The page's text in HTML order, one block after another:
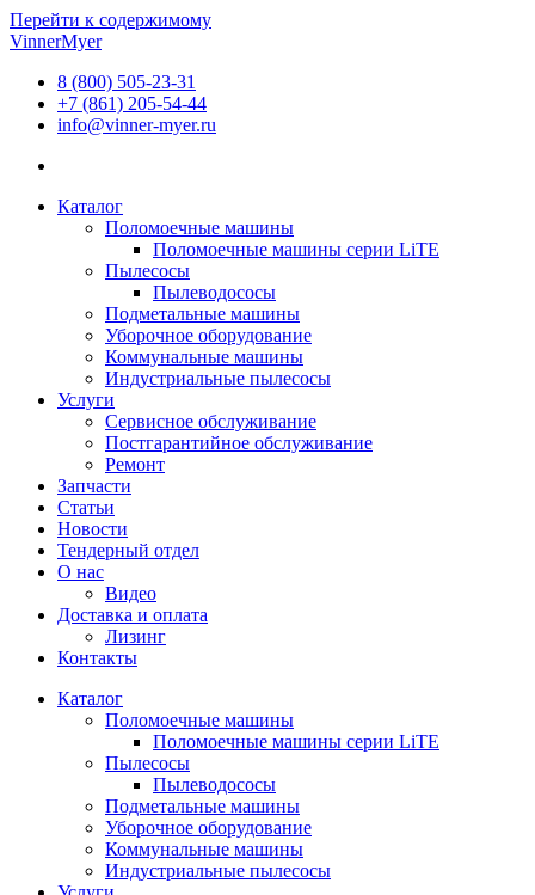
Перейти к содержимому
VinnerMyer
8 (800) 505-23-31
+7 (861) 205-54-44
info@vinner-myer.ru
Каталог
Поломоечные машины
Поломоечные машины серии LiTE
Пылесосы
Пылеводососы
Подметальные машины
Уборочное оборудование
Коммунальные машины
Индустриальные пылесосы
Услуги
Сервисное обслуживание
Постгарантийное обслуживание
Ремонт
Запчасти
Статьи
Новости
Тендерный отдел
О нас
Видео
Доставка и оплата
Лизинг
Контакты
Каталог
Поломоечные машины
Поломоечные машины серии LiTE
Пылесосы
Пылеводососы
Подметальные машины
Уборочное оборудование
Коммунальные машины
Индустриальные пылесосы